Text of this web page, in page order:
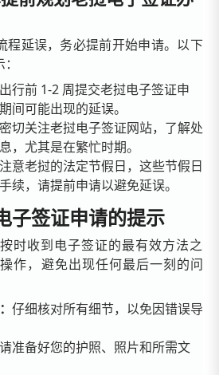
程延误，务必提前开始申请。以下
行前 1-2 周提交老挝电子签证申
间可能出现的延误。
密切关注老挝电子签证网站，了解处
，尤其是在繁忙时期。
意老挝的法定节假日，这些节假日
续，请提前申请以避免延误。
子签证申请的提示
时收到电子签证的最有效方法之
作，避免出现任何最后一刻的问
仔细核对所有细节，以免因错误导
请准备好您的护照、照片和所需文